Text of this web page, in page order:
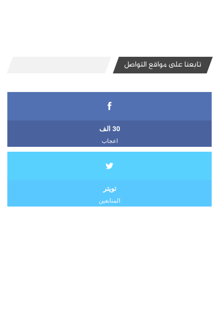
تابعنا على مواقع التواصل
30 الف
اعجاب
تويتر
المتابعين